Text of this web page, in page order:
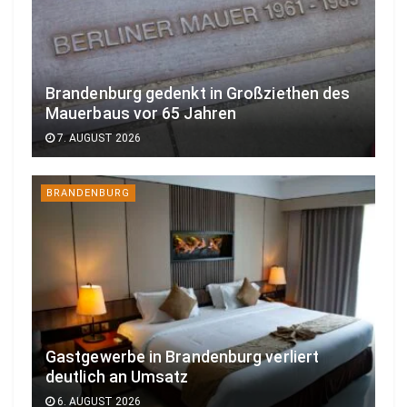
Brandenburg gedenkt in Großziethen des
Mauerbaus vor 65 Jahren
7. AUGUST 2026
BRANDENBURG
Gastgewerbe in Brandenburg verliert
deutlich an Umsatz
6. AUGUST 2026